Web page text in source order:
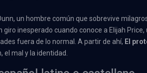
un hombre común que sobrevive
giro inesperado cuando conoce a Elijah
fuera de lo normal. A partir de ahí, El
el mal y la identidad.